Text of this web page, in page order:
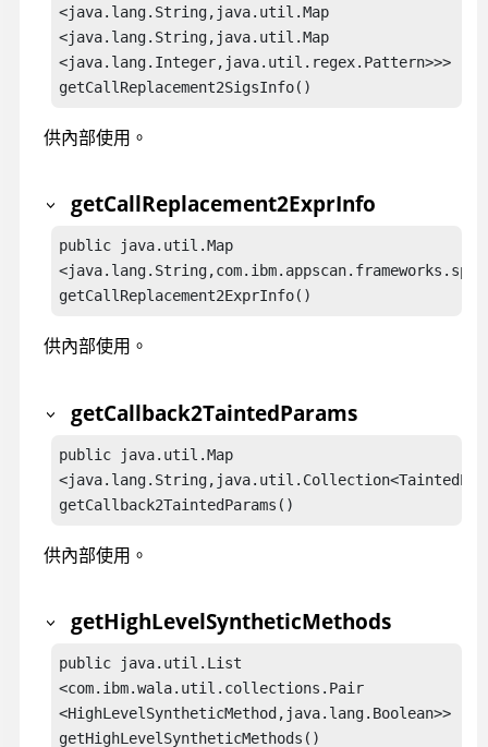
<java.lang.String,java.util.Map
<java.lang.String,java.util.Map
<java.lang.Integer,java.util.regex.Pattern>>>
getCallReplacement2SigsInfo()
供內部使用。
getCallReplacement2ExprInfo
public java.util.Map
getCallReplacement2ExprInfo()
供內部使用。
getCallback2TaintedParams
public java.util.Map
getCallback2TaintedParams()
供內部使用。
getHighLevelSyntheticMethods
public java.util.List
<com.ibm.wala.util.collections.Pair
<HighLevelSyntheticMethod,java.lang.Boolean>>
getHighLevelSyntheticMethods()